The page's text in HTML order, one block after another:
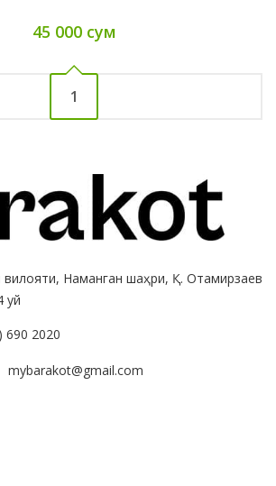
45 000 сум
1
вилояти, Наманган шаҳри, Қ. Отамирзаев
уй
690 2020
mybarakot@gmail.com